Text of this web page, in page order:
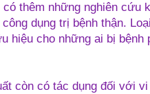
thêm những nghiên cứu
dụng trị bệnh thận.
hiệu cho những ai bị bệnh
còn có tác dụng đối với